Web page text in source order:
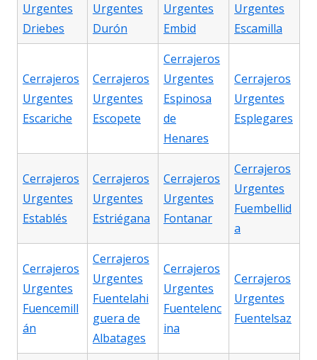
Urgentes
Driebes
Urgentes
Durón
Urgentes
Embid
Urgentes
Escamilla
Cerrajeros
Urgentes
Escariche
Cerrajeros
Urgentes
Escopete
Cerrajeros
Urgentes
Espinosa
de
Henares
Cerrajeros
Urgentes
Esplegares
Cerrajeros
Urgentes
Establés
Cerrajeros
Urgentes
Estriégana
Cerrajeros
Urgentes
Fontanar
Cerrajeros
Urgentes
Fuembellid
a
Cerrajeros
Urgentes
Fuencemill
án
Cerrajeros
Urgentes
Fuentelahi
guera de
Albatages
Cerrajeros
Urgentes
Fuentelenc
ina
Cerrajeros
Urgentes
Fuentelsaz